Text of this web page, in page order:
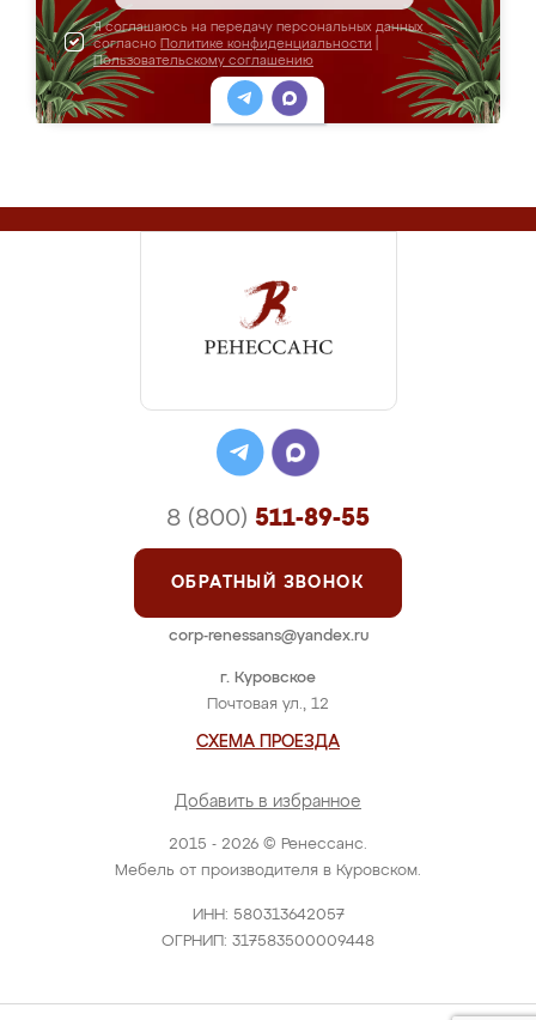
Я соглашаюсь на передачу персональных данных
согласно Политике конфиденциальности
Пользовательскому соглашению
2015 - 2026 © Ренессанс.
Мебель от производителя в Куровском.
ИНН: 580313642057
ОГРНИП: 317583500009448
г. Куровское
Почтовая ул., 12
СХЕМА ПРОЕЗДА
Добавить в избранное
8 (800) 511-89-55
ОБРАТНЫЙ ЗВОНОК
corp-renessans@yandex.ru